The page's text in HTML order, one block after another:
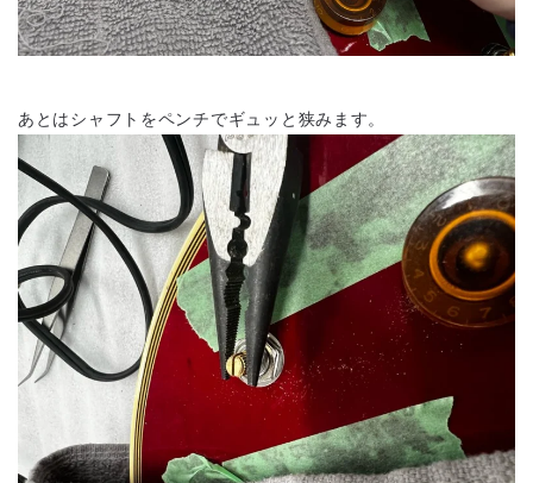
あとはシャフトをペンチでギュッと狭みます。